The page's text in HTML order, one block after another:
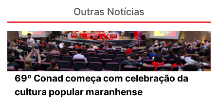
Outras Notícias
69º Conad começa com celebração da
cultura popular maranhense